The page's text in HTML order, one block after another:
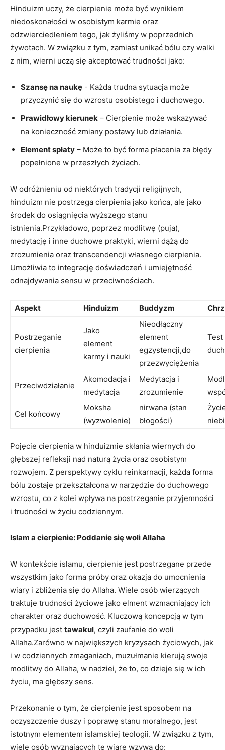
Hinduizm uczy, że‌ cierpienie może być wynikiem‌
niedoskonałości w osobistym karmie ‍oraz
⁣odzwierciedleniem ⁤tego, jak żyliśmy w ⁣poprzednich
żywotach. W ‌związku z tym, zamiast unikać bólu czy walki
z nim, wierni uczą się akceptować trudności jako:
Szansę na naukę -⁣ Każda trudna ⁤sytuacja​ może
przyczynić się​ do wzrostu osobistego i duchowego.
Prawidłowy kierunek – Cierpienie może wskazywać ​
na konieczność ⁣zmiany‌ postawy lub działania.
Element spłaty – Może to ⁢być forma ⁤płacenia za ‍błędy
popełnione w przeszłych⁣ życiach.
W ⁤odróżnieniu​ od ⁢niektórych tradycji religijnych,
hinduizm nie postrzega cierpienia jako końca, ale jako ​
środek ⁢do osiągnięcia wyższego stanu
istnienia.Przykładowo, poprzez modlitwę (puja),
⁣medytację i ⁣inne duchowe praktyki, wierni dążą do
zrozumienia oraz ‍transcendencji własnego cierpienia.
Umożliwia to integrację doświadczeń i⁣ umiejętność
odnajdywania sensu w przeciwnościach.
Aspekt Hinduizm Buddyzm
Postrzeganie
cierpienia
Jako
element
karmy i nauki
Nieodłączny
element
egzystencji,do
przezwyciężenia
Test
Przeciwdziałanie
Akomodacja i
medytacja
Medytacja i
zrozumienie
Cel końcowy
Moksha
(wyzwolenie)
nirwana (stan
błogości)
Pojęcie⁣ cierpienia w hinduizmie skłania wiernych do
głębszej refleksji ⁢nad naturą ⁤życia oraz‌ osobistym
rozwojem. Z perspektywy ⁤cyklu reinkarnacji, ⁣każda ⁢forma
bólu zostaje‌ przekształcona‌ w‌ narzędzie do duchowego
wzrostu, co⁤ z kolei wpływa ‌na postrzeganie przyjemności
i trudności w życiu codziennym.
Islam a cierpienie: Poddanie⁢ się woli Allaha
W kontekście islamu, cierpienie‌ jest postrzegane⁢ przede
wszystkim jako forma próby ‍oraz okazja do umocnienia
‌wiary‌ i zbliżenia ⁣się do Allaha. ​Wiele ​osób wierzących
traktuje trudności życiowe jako ‍elment wzmacniający ‌ich
charakter oraz duchowość. Kluczową koncepcją w tym‍
przypadku jest tawakul, czyli zaufanie do ​woli⁣
Allaha.Zarówno w największych ⁢kryzysach życiowych, ⁤jak
‍i w codziennych zmaganiach, muzułmanie kierują swoje
modlitwy do Allaha, ⁢w nadziei, że to, co⁤ dzieje się w ich
życiu, ma głębszy​ sens.
Przekonanie o tym, że cierpienie jest⁤ sposobem na
oczyszczenie duszy i poprawę stanu moralnego, jest
istotnym‍ elementem​ islamskiej teologii.‌ W związku ⁣z tym,
wiele osób wyznających tę ⁣wiarę wzywa‍ do: